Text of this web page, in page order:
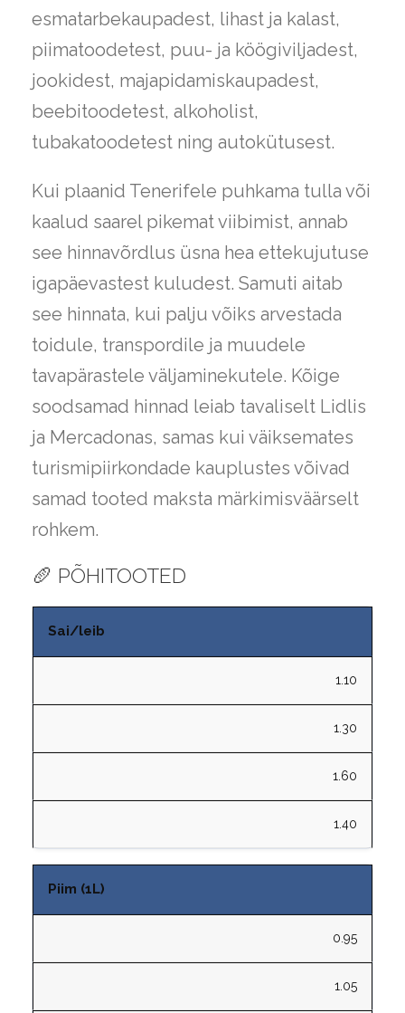
esmatarbekaupadest, lihast ja kalast,
piimatoodetest, puu- ja köögiviljadest,
jookidest, majapidamiskaupadest,
beebitoodetest, alkoholist,
tubakatoodetest ning autokütusest.
Kui plaanid Tenerifele puhkama tulla või
kaalud saarel pikemat viibimist, annab
see hinnavõrdlus üsna hea ettekujutuse
igapäevastest kuludest. Samuti aitab
see hinnata, kui palju võiks arvestada
toidule, transpordile ja muudele
tavapärastele väljaminekutele. Kõige
soodsamad hinnad leiab tavaliselt Lidlis
ja Mercadonas, samas kui väiksemates
turismipiirkondade kauplustes võivad
samad tooted maksta märkimisväärselt
rohkem.
🥖 PÕHITOOTED
Sai/leib
1.10
1.30
1.60
1.40
Piim (1L)
0.95
1.05